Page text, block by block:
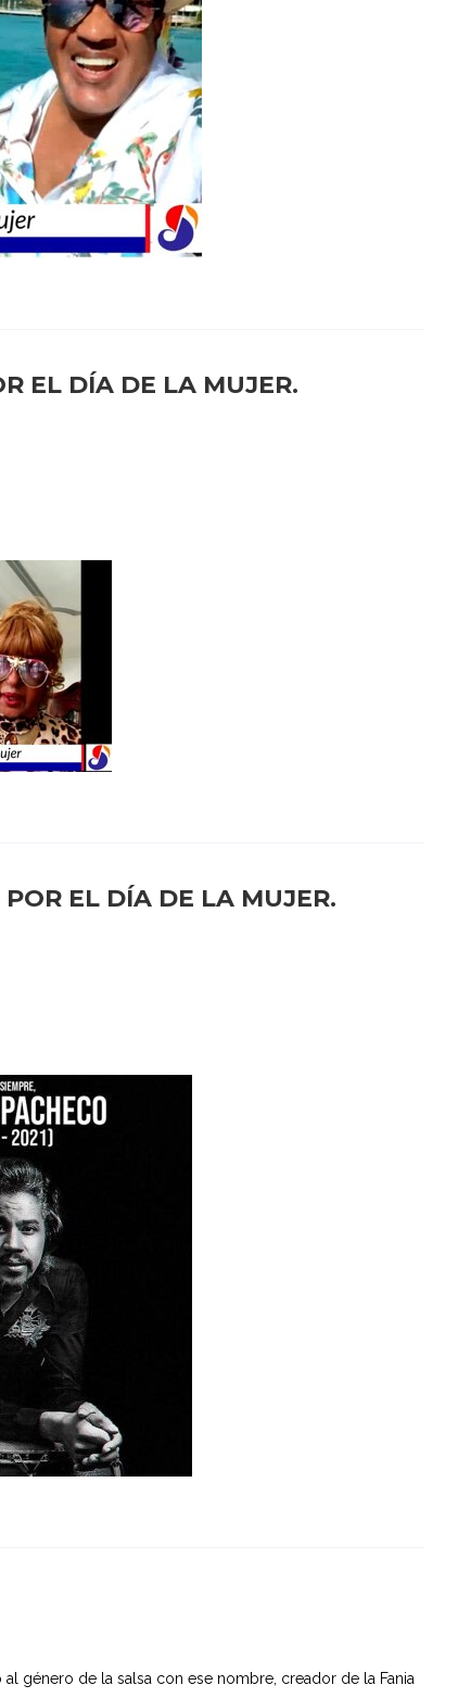
EL DÍA DE LA MUJER.
EL DÍA DE LA MUJER.
género de la salsa con ese nombre, creador de la Fania